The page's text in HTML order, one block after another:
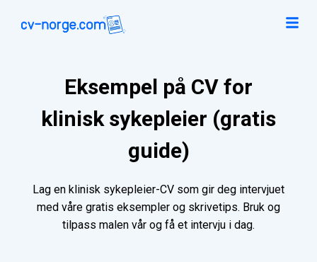
Eksempel på CV for
klinisk sykepleier (gratis
guide)
Lag en klinisk sykepleier-CV som gir deg intervjuet
med våre gratis eksempler og skrivetips. Bruk og
tilpass malen vår og få et intervju i dag.